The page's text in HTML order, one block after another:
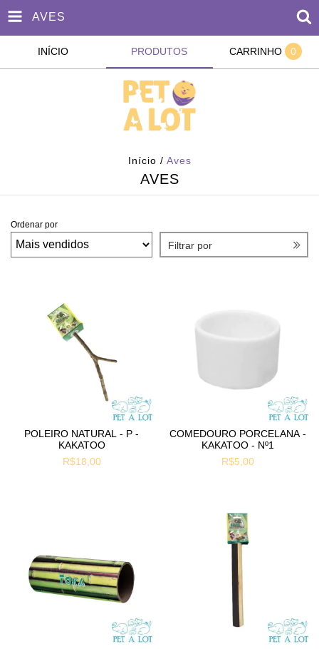
AVES
INÍCIO PRODUTOS CARRINHO 0
Início / Aves
AVES
Ordenar por
Filtrar por
POLEIRO NATURAL - P -
KAKATOO
R$18,00
COMEDOURO PORCELANA -
KAKATOO - Nº1
R$5,00